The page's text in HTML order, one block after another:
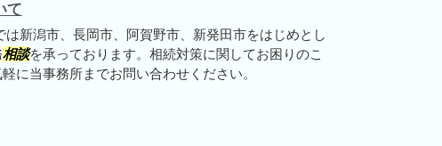
て
は新潟市、長岡市、阿賀野市、新発田市をはじめとし
相談を承っております。相続対策に関してお困りのこ
に当事務所までお問い合わせください。